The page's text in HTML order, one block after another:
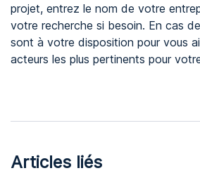
projet, entrez le nom de votre
votre recherche si besoin. En cas
sont à votre disposition pour vous
acteurs les plus pertinents pour
Articles liés